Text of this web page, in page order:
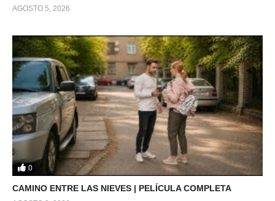
AGOSTO 5, 2026
0
CAMINO ENTRE LAS NIEVES | PELÍCULA COMPLETA